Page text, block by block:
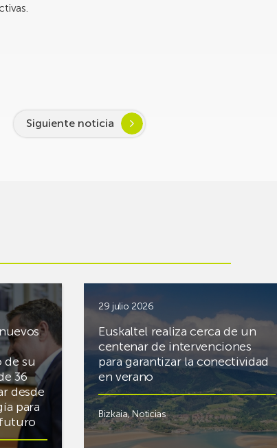
Siguiente noticia
de su
36
desde
para
29 julio 2026
Euskaltel realiza cerca de un
centenar de intervenciones
para garantizar la conectividad
en verano
Bizkaia,Noticias